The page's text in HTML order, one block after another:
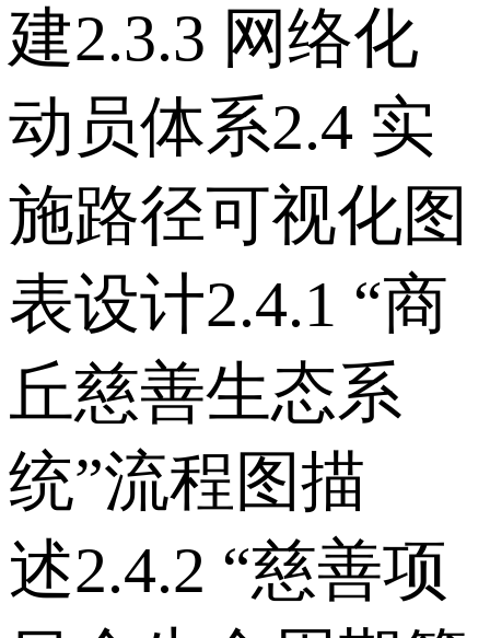
建 2.3.3 网络化
动员体系 2.4 实
施路径可视化图
表设计 2.4.1 “商
丘慈善生态系
统”流程图描
述 2.4.2 “慈善项